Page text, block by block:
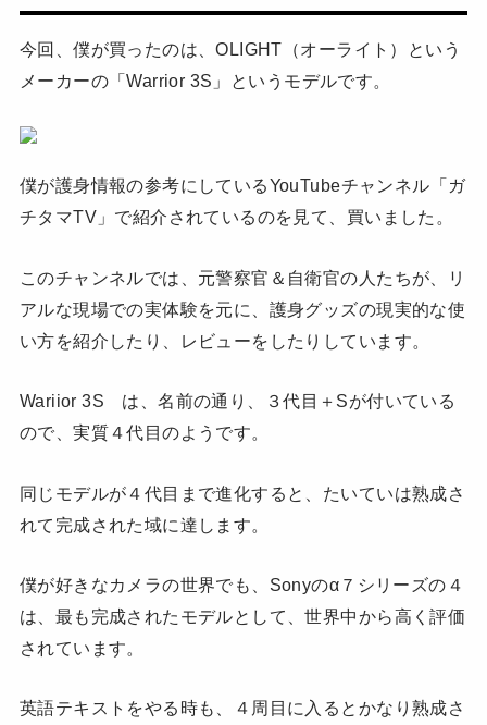
今回、僕が買ったのは、OLIGHT（オーライト）という
メーカーの「Warrior 3S」というモデルです。
僕が護身情報の参考にしているYouTubeチャンネル「ガ
チタマTV」で紹介されているのを見て、買いました。
このチャンネルでは、元警察官＆自衛官の人たちが、リ
アルな現場での実体験を元に、護身グッズの現実的な使
い方を紹介したり、レビューをしたりしています。
Wariior 3S は、名前の通り、３代目＋Sが付いている
ので、実質４代目のようです。
同じモデルが４代目まで進化すると、たいていは熟成さ
れて完成された域に達します。
僕が好きなカメラの世界でも、Sonyのα７シリーズの４
は、最も完成されたモデルとして、世界中から高く評価
されています。
英語テキストをやる時も、４周目に入るとかなり熟成さ